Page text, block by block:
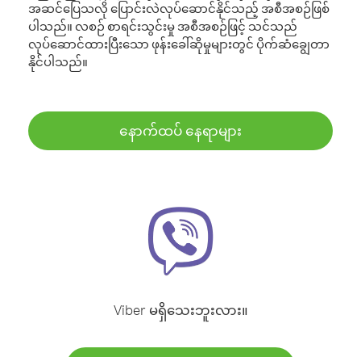
အဆင်ပြေသလို ပြောင်းလဲလုပ်ဆောင်နိုင်သည့် အစီအစဉ်ဖြစ်
ပါသည်။ လစဉ် စာရင်းသွင်းမှု အစီအစဉ်ဖြင့် သင်သည်
လုပ်ဆောင်ထားပြီးသော ဖုန်းခေါ်ဆိုမှုများတွင် ပိုက်ဆံချွေတာ
နိုင်ပါသည်။
နောက်ထပ် နေရာများ
Viber မရှိသေးဘူးလား။